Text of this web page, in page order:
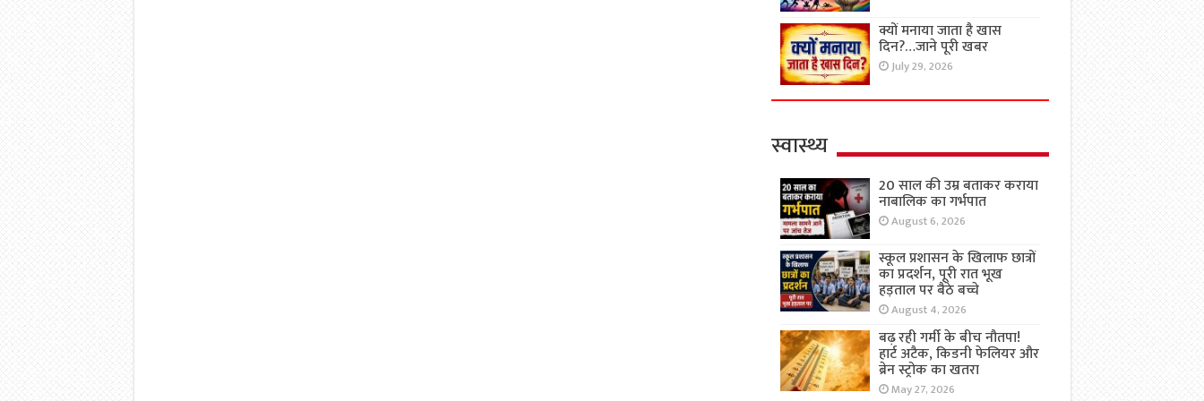
क्यों मनाया जाता है खास
दिन?…जाने पूरी खबर
July 29, 2026
स्वास्थ्य
20 साल की उम्र बताकर कराया
नाबालिक का गर्भपात
August 6, 2026
स्कूल प्रशासन के खिलाफ छात्रों
का प्रदर्शन, पूरी रात भूख
हड़ताल पर बैठे बच्चे
August 4, 2026
बढ़ रही गर्मी के बीच नौतपा!
हार्ट अटैक, किडनी फेलियर और
ब्रेन स्ट्रोक का खतरा
May 27, 2026